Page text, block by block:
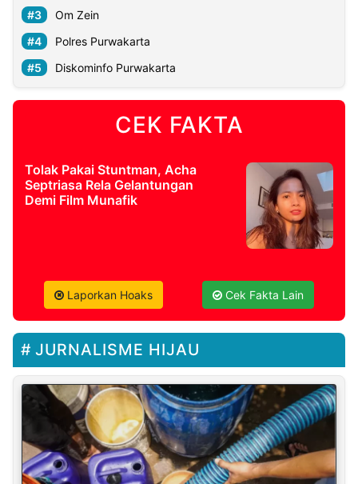
Om Zein
Polres Purwakarta
Diskominfo Purwakarta
CEK FAKTA
Tolak Pakai Stuntman, Acha
Septriasa Rela Gelantungan
Demi Film Munafik
Laporkan Hoaks Cek Fakta Lain
JURNALISME HIJAU